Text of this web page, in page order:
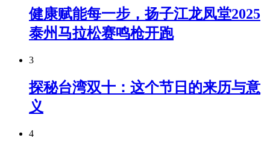
健康赋能每一步，扬子江龙凤堂2025
泰州马拉松赛鸣枪开跑
3
探秘台湾双十：这个节日的来历与意
义
4